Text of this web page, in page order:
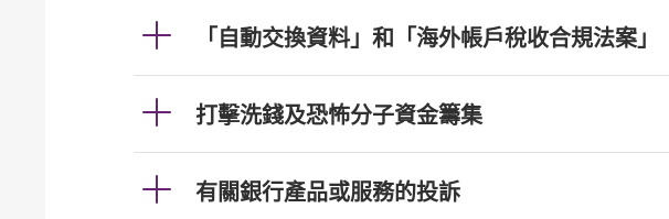
「自動交換資料」和「海外帳戶稅收合規法案」
打擊洗錢及恐怖分子資金籌集
有關銀行產品或服務的投訴